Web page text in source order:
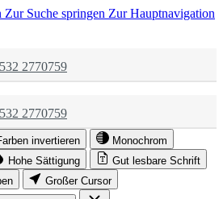
Zur Suche springen Zur Hauptnavigation
2770759
2770759
invertieren
Monochrom
Hohe Sättigung
Gut lesbare Schrift
Großer Cursor